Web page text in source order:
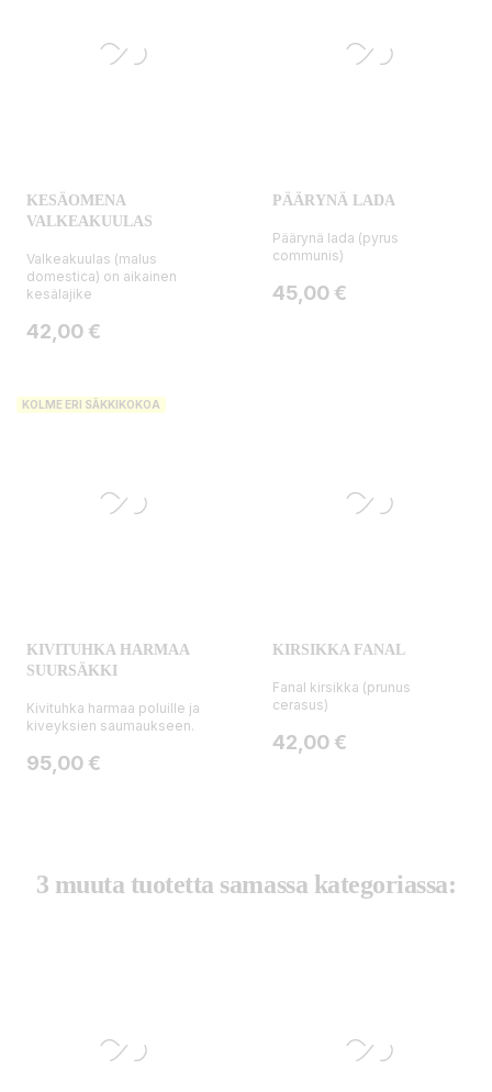
KESÄOMENA
VALKEAKUULAS
Valkeakuulas (malus
domestica) on aikainen
kesälajike
Hinta
42,00 €
PÄÄRYNÄ LADA
Päärynä lada (pyrus
communis)
Hinta
45,00 €
KOLME ERI SÄKKIKOKOA
KIVITUHKA HARMAA
SUURSÄKKI
Kivituhka harmaa poluille ja
kiveyksien saumaukseen.
Hinta
95,00 €
KIRSIKKA FANAL
Fanal kirsikka (prunus
cerasus)
Hinta
42,00 €
3 muuta tuotetta samassa kategoriassa: